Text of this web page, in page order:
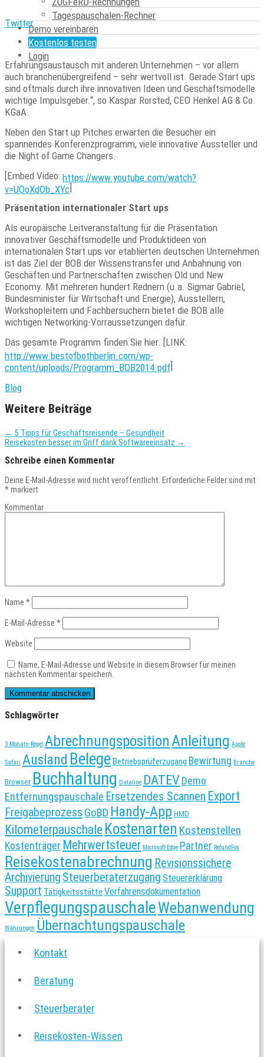
Tagespauschalen-Rechner
Demo vereinbaren
Kostenlos testen
Login
Kontakt zwischen den Start up-Kontrahenten bereits auf
Twitter.
Die Best of Both Berlin findet unter dem Motto „Old meets New
Economy” statt. „Ich bin überzeugt davon, dass der
Erfahrungsaustausch mit anderen Unternehmen – vor allem
auch branchenübergreifend – sehr wertvoll ist. Gerade Start ups
sind oftmals durch ihre innovativen Ideen und Geschäftsmodelle
wichtige Impulsgeber.“, so Kaspar Rorsted, CEO Henkel AG & Co.
KGaA.
Neben den Start up Pitches erwarten die Besucher ein
spannendes Konferenzprogramm, viele innovative Aussteller und
die Night of Game Changers.
[Embed Video: https://www.youtube.com/watch?
v=UOoXdOb_XYc]
Präsentation internationaler Start ups
Als europäische Leitveranstaltung für die Präsentation
innovativer Geschäftsmodelle und Produktideen von
internationalen Start ups vor etablierten deutschen Unternehmen
ist das Ziel der BOB der Wissenstransfer und Anbahnung von
Geschäften und Partnerschaften zwischen Old und New
Economy. Mit mehreren hundert Rednern (u.a. Sigmar Gabriel,
Bundesminister für Wirtschaft und Energie), Ausstellern,
Workshopleitern und Fachbersuchern bietet die BOB alle
wichtigen Networking-Vorraussetzungen dafür.
Das gesamte Programm finden Sie hier. [LINK:
http://www.bestofbothberlin.com/wp-
content/uploads/Programm_BOB2014.pdf]
Blog
Weitere Beiträge
← 5 Tipps für Geschäftsreisende – Gesundheit
Reisekosten besser im Griff dank Softwareeinsatz →
Schreibe einen Kommentar
Deine E-Mail-Adresse wird nicht veröffentlicht. Erforderliche Felder sind mit
*markiert
Kommentar
Name *
E-Mail-Adresse *
Website
Name, E-Mail-Adresse und Website in diesem Browser für meinen
nächsten Kommentar speichern.
Schlagwörter
3-Monats-Regel AbrechnungspositionAnleitung Apple
Safari Ausland BelegeBetriebsprüferzugang Bewirtung Branche
Browser Buchhaltung Dataline DATEVDemo
Entfernungspauschale Ersetzendes Scannen Export
Freigabeprozess GoBD Handy-App HMD
Kilometerpauschale Kostenarten Kostenstellen
Kostenträger Mehrwertsteuer Microsoft Edge Partner RefundFox
Reisekostenabrechnung Revisionssichere
Archivierung Steuerberaterzugang Steuererklärung
Support Tätigkeitsstätte Verfahrensdokumentation
VerpflegungspauschaleWebanwendung
Währungen Übernachtungspauschale
Kontakt
Beratung
Steuerberater
Reisekosten-Wissen